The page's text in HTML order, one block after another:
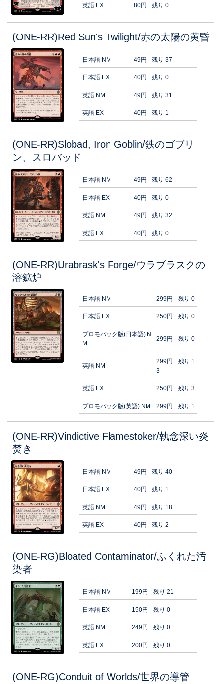
英語 EX 80円 残り 0
(ONE-RR)Red Sun's Twilight/赤の太陽の黄昏
日本語 NM 49円 残り 37
日本語 EX 40円 残り 0
英語 NM 49円 残り 31
英語 EX 40円 残り 1
(ONE-RR)Slobad, Iron Goblin/鉄のゴブリ
ン、スロバッド
日本語 NM 49円 残り 62
日本語 EX 40円 残り 0
英語 NM 49円 残り 32
英語 EX 40円 残り 0
(ONE-RR)Urabrask's Forge/ウラブラスクの
溶鉱炉
日本語 NM 299円 残り 0
日本語 EX 250円 残り 0
プロモパック版(日本語) N
M
299円 残り 0
英語 NM
299円
残り 1
3
英語 EX 250円 残り 3
プロモパック版(英語) NM 299円 残り 1
(ONE-RR)Vindictive Flamestoker/執念深い炎
焚き
日本語 NM 49円 残り 40
日本語 EX 40円 残り 1
英語 NM 49円 残り 18
英語 EX 40円 残り 2
(ONE-RG)Bloated Contaminator/ふくれた汚
染者
日本語 NM 199円 残り 21
日本語 EX 150円 残り 0
英語 NM 249円 残り 0
英語 EX 200円 残り 0
(ONE-RG)Conduit of Worlds/世界の導管